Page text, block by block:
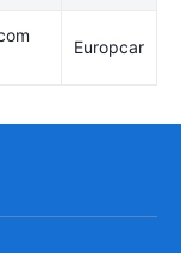
Europcar